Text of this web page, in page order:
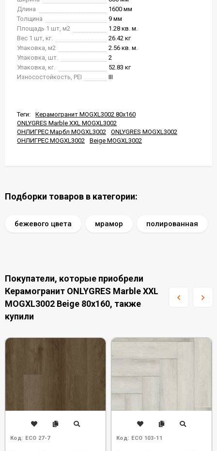
Длина
1600 мм
Толщина
9 мм
Площадь 1 шт, м2
1.28 кв. м.
Вес 1 шт, кг.
26.42 кг
Упаковка, м2
2.56 кв. м.
Упаковка, шт.
2
Упаковка, кг.
52.83 кг
Износостойкость, PEI
III
Теги:
Керамогранит MOGXL3002 80x160
ONLYGRES Marble XXL MOGXL3002
ОНЛИГРЕС Марбл MOGXL3002
ONLYGRES MOGXL3002
ОНЛИГРЕС MOGXL3002
Beige MOGXL3002
Подборки товаров в категории:
бежевого цвета мрамор полированная
Покупатели, которые приобрели
Керамогранит ONLYGRES Marble XXL
MOGXL3002 Beige 80x160, также
купили
Код: ECO 27-7 Код: ECO 103-11